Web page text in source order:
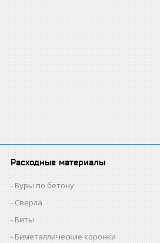
Расходные материалы
Буры по бетону
Сверла
Биты
Биметаллические коронки